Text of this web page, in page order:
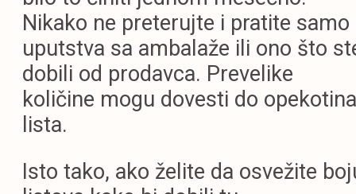
Nikako ne preterujte i pratite samo
uputstva sa ambalaže ili ono što
dobili od prodavca. Prevelike
količine mogu dovesti do opekotina
lista.
Isto tako, ako želite da osvežite